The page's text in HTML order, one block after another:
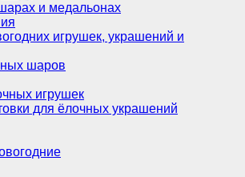
и медальонах
игрушек, украшений и
шаров
игрушек
для ёлочных украшений